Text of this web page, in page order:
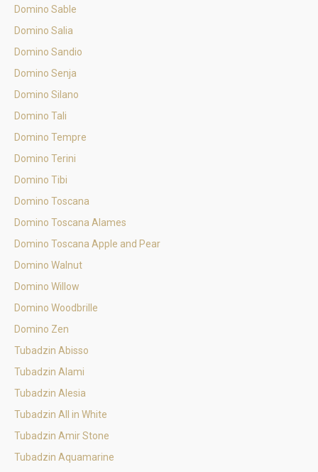
Domino Sable
Domino Salia
Domino Sandio
Domino Senja
Domino Silano
Domino Tali
Domino Tempre
Domino Terini
Domino Tibi
Domino Toscana
Domino Toscana Alames
Domino Toscana Apple and Pear
Domino Walnut
Domino Willow
Domino Woodbrille
Domino Zen
Tubadzin Abisso
Tubadzin Alami
Tubadzin Alesia
Tubadzin All in White
Tubadzin Amir Stone
Tubadzin Aquamarine